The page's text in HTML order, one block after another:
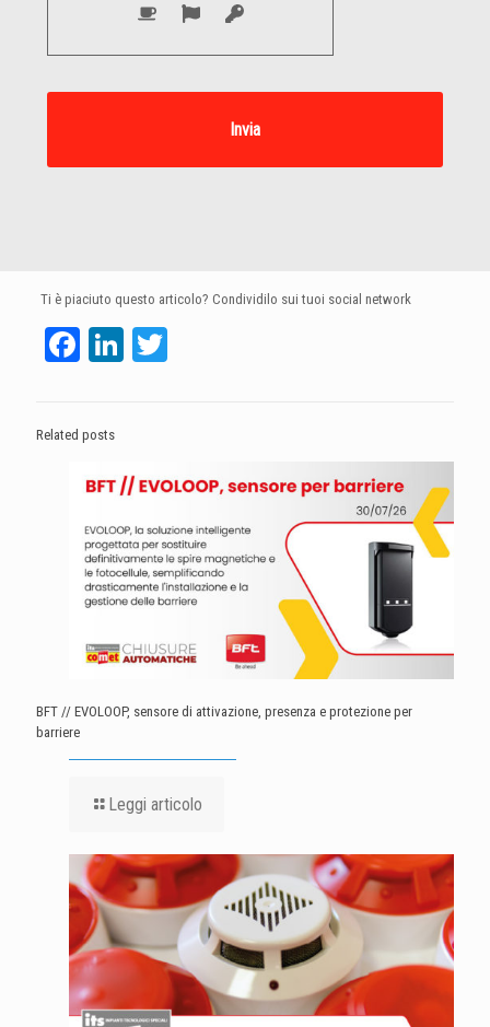
Ti è piaciuto questo articolo? Condividilo sui tuoi social network
Facebook
LinkedIn
Twitter
Related posts
BFT // EVOLOOP, sensore di attivazione, presenza e protezione per
barriere
Leggi articolo